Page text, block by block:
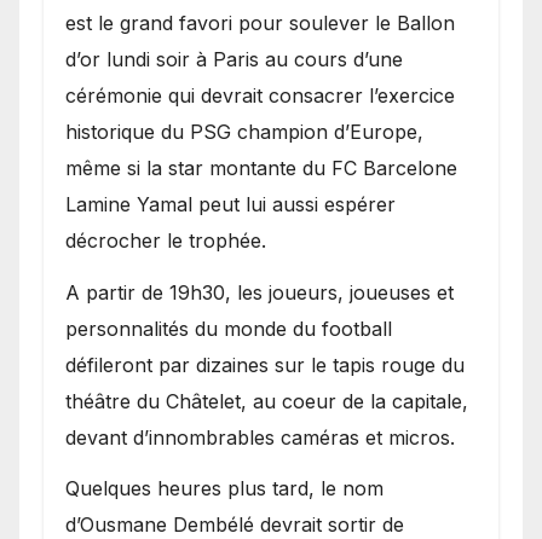
est le grand favori pour soulever le Ballon
d’or lundi soir à Paris au cours d’une
cérémonie qui devrait consacrer l’exercice
historique du PSG champion d’Europe,
même si la star montante du FC Barcelone
Lamine Yamal peut lui aussi espérer
décrocher le trophée.
A partir de 19h30, les joueurs, joueuses et
personnalités du monde du football
défileront par dizaines sur le tapis rouge du
théâtre du Châtelet, au coeur de la capitale,
devant d’innombrables caméras et micros.
Quelques heures plus tard, le nom
d’Ousmane Dembélé devrait sortir de